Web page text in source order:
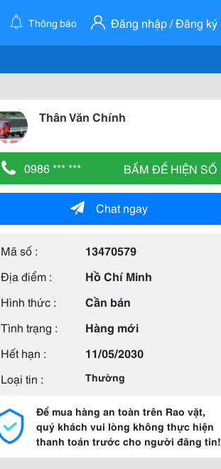
Thông báo Đăng nhập / Đăng ký
Thân Văn Chính
0986 *** *** BẤM ĐỂ HIỆN SỐ
Chat ngay
Mã số :
13470579
Địa điểm :
Hồ Chí Minh
Hình thức :
Cần bán
Tình trạng :
Hàng mới
Hết hạn :
11/05/2030
Loại tin :
Thường
Để mua hàng an toàn trên Rao vặt,
quý khách vui lòng không thực hiện
thanh toán trước cho người đăng tin!